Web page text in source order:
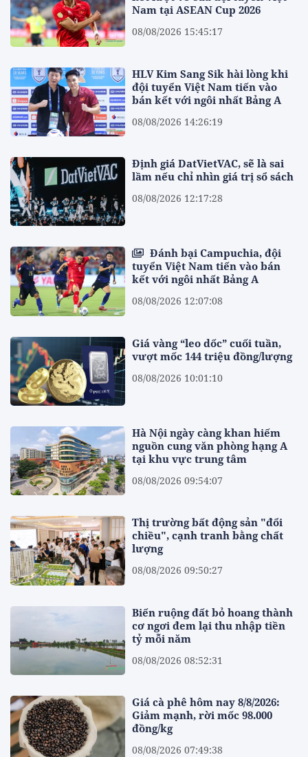
Nam tại ASEAN Cup 2026
08/08/2026 15:45:17
HLV Kim Sang Sik hài lòng khi
đội tuyển Việt Nam tiến vào
bán kết với ngôi nhất Bảng A
08/08/2026 14:26:19
Định giá DatVietVAC, sẽ là sai
lầm nếu chỉ nhìn giá trị sổ sách
08/08/2026 12:17:28
Đánh bại Campuchia, đội
tuyển Việt Nam tiến vào bán
kết với ngôi nhất Bảng A
08/08/2026 12:07:08
Giá vàng “leo dốc” cuối tuần,
vượt mốc 144 triệu đồng/lượng
08/08/2026 10:01:10
Hà Nội ngày càng khan hiếm
nguồn cung văn phòng hạng A
tại khu vực trung tâm
08/08/2026 09:54:07
Thị trường bất động sản "đổi
chiều", cạnh tranh bằng chất
lượng
08/08/2026 09:50:27
Biến ruộng đất bỏ hoang thành
cơ ngơi đem lại thu nhập tiền
tỷ mỗi năm
08/08/2026 08:52:31
Giá cà phê hôm nay 8/8/2026:
Giảm mạnh, rời mốc 98.000
đồng/kg
08/08/2026 07:49:38